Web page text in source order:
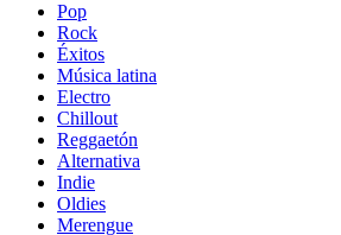
Pop
Rock
Éxitos
Música latina
Electro
Chillout
Reggaetón
Alternativa
Indie
Oldies
Merengue